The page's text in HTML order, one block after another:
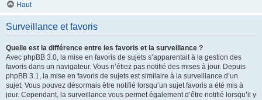
Haut
Surveillance et favoris
Quelle est la différence entre les favoris et la surveillance ?
Avec phpBB 3.0, la mise en favoris de sujets s’apparentait à la gestion des
favoris dans un navigateur. Vous n’étiez pas notifié des mises à jour. Depuis
phpBB 3.1, la mise en favoris de sujets est similaire à la surveillance d’un
sujet. Vous pouvez désormais être notifié lorsqu’un sujet favoris a été mis à
jour. Cependant, la surveillance vous permet également d’être notifié lorsqu’il y